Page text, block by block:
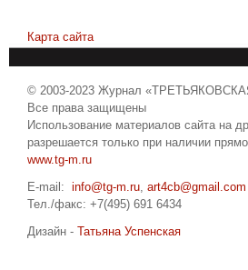
Карта сайта
© 2003-2023 Журнал
Все права защищены
Использование материалов сайта на
разрешается только при наличии
www.tg-m.ru
E-mail: info@tg-m.ru, art4cb@gmail.com
Тел./факс: +7(495) 691 6434
Дизайн - Татьяна Успенская